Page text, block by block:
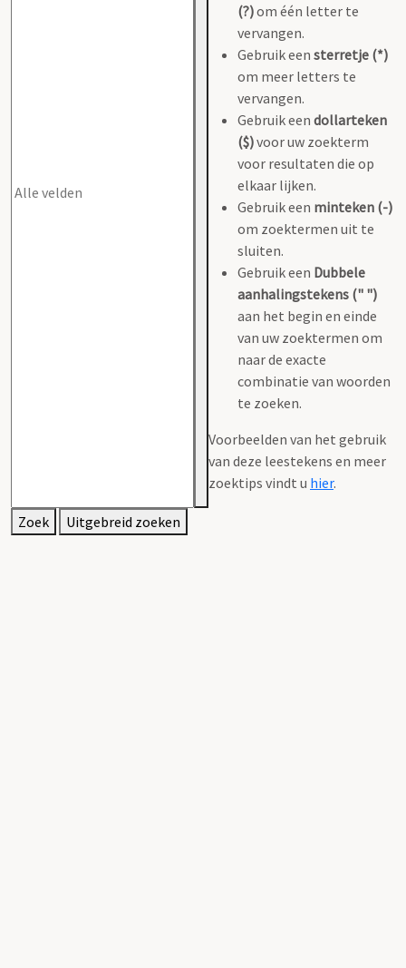
(?)om één letter te
vervangen.
Gebruik een sterretje (*)
om meer letters te
vervangen.
Gebruik een dollarteken
($)voor uw zoekterm
voor resultaten die op
elkaar lijken.
Gebruik een minteken (-)
om zoektermen uit te
sluiten.
Gebruik een Dubbele
aanhalingstekens (" ")
aan het begin en einde
van uw zoektermen om
naar de exacte
combinatie van woorden
te zoeken.
Voorbeelden van het gebruik
van deze leestekens en meer
zoektips vindt u hier.
Zoek Uitgebreid zoeken